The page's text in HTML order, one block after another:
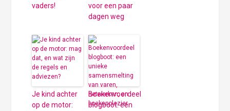
vaders!
voor een paar
dagen weg
Je kind achter
op de motor:
Boekenvoordeel
blogboot: een